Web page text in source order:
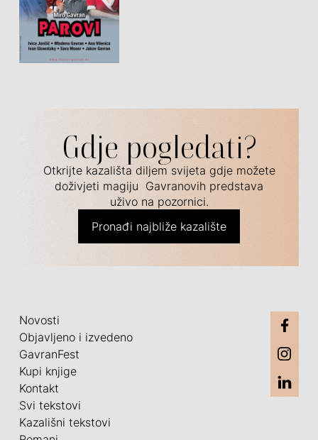
Gdje pogledati?
Otkrijte kazališta diljem svijeta gdje možete
doživjeti magiju Gavranovih predstava
uživo na pozornici.
Pronađi najbliže kazalište
Novosti
Objavljeno i izvedeno
GavranFest
Kupi knjige
Kontakt
Svi tekstovi
Kazališni tekstovi